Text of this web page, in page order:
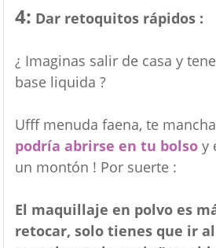
4: Dar retoquitos rápidos :
¿ Imaginas salir de casa y
base liquida ?
Ufff menuda faena, te
podría abrirse en tu bolsoy
un montón ! Por suerte :
El maquillaje en polvo es
retocar, solo tienes que ir